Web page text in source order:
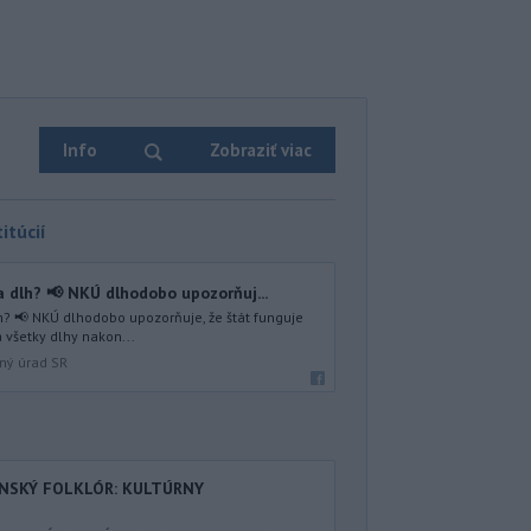
Info Zobraziť viac
dlh? 📢 NKÚ dlhodobo upozorňuj...
📢 NKÚ dlhodobo upozorňuje, že štát funguje
všetky dlhy nakon...
úrad SR
FOLKLÓR: KULTÚRNY